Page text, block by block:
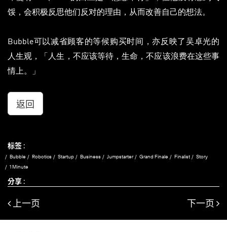
馁，会积极反思他们反对的理由，从而改善自己的想法。
Bubble可以减省顾客的等候购买时间，亦反映了吴卓光的
人生观，「人生，不应该等待，生命，不应该浪费在这些事
情上。」
返回
标签 :
Bubble Robotics Startup Business Jumpstarter Grand Finale Finalist
Story
1 Minute
分享 :
上一页 下一页